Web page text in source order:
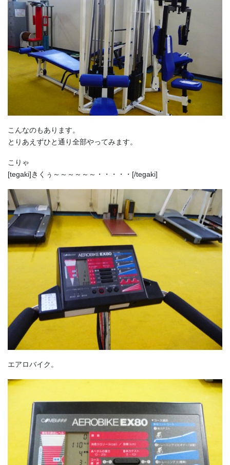
こんなのもあります。
とりあえずひと通り全部やってみます。
こりゃ
[tegaki]きくぅ～～～～～～・・・・・[/tegaki]
エアロバイク。